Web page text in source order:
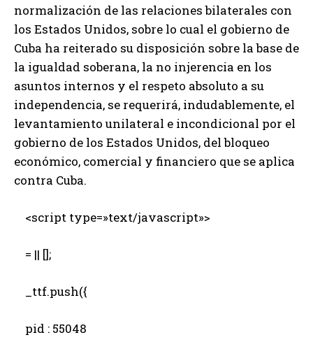
normalización de las relaciones bilaterales con
los Estados Unidos, sobre lo cual el gobierno de
Cuba ha reiterado su disposición sobre la base de
la igualdad soberana, la no injerencia en los
asuntos internos y el respeto absoluto a su
independencia, se requerirá, indudablemente, el
levantamiento unilateral e incondicional por el
gobierno de los Estados Unidos, del bloqueo
económico, comercial y financiero que se aplica
contra Cuba.
<script type=»text/javascript»>
= || [];
_ttf.push({
pid : 55048